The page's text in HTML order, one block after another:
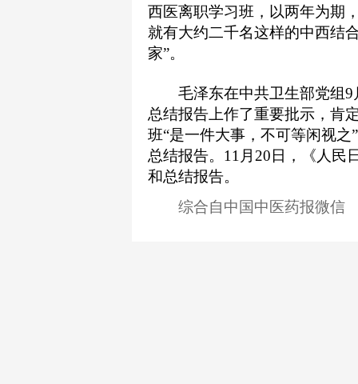
西医离职学习班，以两年为期
就有大约二千名这样的中西结
家”。
毛泽东在中共卫生部党组9
总结报告上作了重要批示，肯
班“是一件大事，不可等闲视
总结报告。11月20日，《人民
和总结报告。
综合自中国中医药报微信